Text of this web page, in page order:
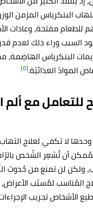
البنكرياس المزمن
للطعام مفتحة، وعادات
السبب وراء ذلك لعدم
البنكرياس الهاضِمة،
الموادّ الغذائيّة.[٥]
للتعامل مع ألم
وحدها لا تكفي لعلاج
أن تُشعِر الشّخص
ولكن لن تمنع من حُدوث
المُناسب لمُسبّب الأعراض،
تجريب الإجراءات